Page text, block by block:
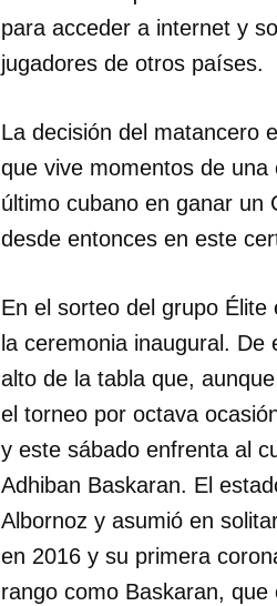
Guardar como
Para poder
cuenta de
para acceder a internet y
jugadores de otros países.
La decisión del matancero
que vive momentos de una
último cubano en ganar un
desde entonces en este
En el sorteo del grupo
la ceremonia inaugural.
alto de la tabla que,
el torneo por octava
y este sábado enfrenta al
Adhiban Baskaran. El
Albornoz y asumió en
en 2016 y su primera
rango como Baskaran,